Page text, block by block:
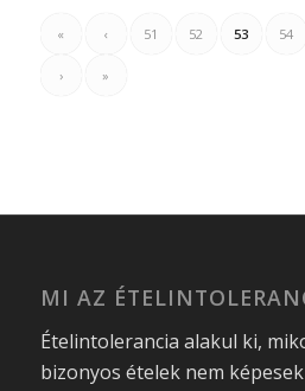
« ‹ 51 52 53 54
› »
MI AZ
Ételintolerancia alakul ki,
bizonyos ételek nem